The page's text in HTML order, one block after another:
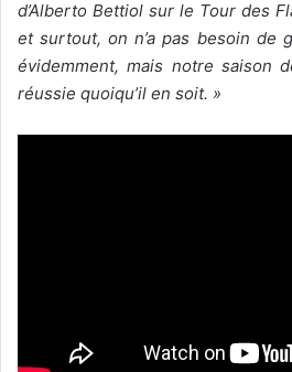
d’Alberto Bettiol sur le Tour des
et surtout, on n’a pas besoin de
évidemment, mais notre saison
réussie quoiqu’il en soit. »